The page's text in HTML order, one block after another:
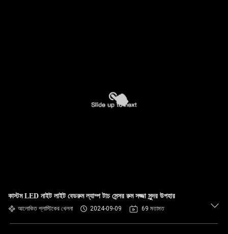
কাস্টম LED নাইট লাইট বেডরুম ল্যাম্প টাচ সেন্সর রুম সজ্জা সুন্দর উপহার
আলোকিত প্লাস্টিকের খেলনা 2024-09-09 69 মতামত